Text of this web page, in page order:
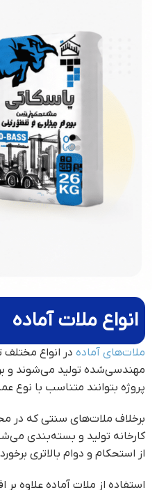
انواع ملات آماده
ملات‌های آماده در انواع
مهندسی‌شده تولید می‌شوند و
پروژه بتوانند متناسب با نوع
برخلاف ملات‌های سنتی که در
کارخانه تولید و بسته‌بندی
از استحکام و دوام بالاتری
استفاده از ملات آماده